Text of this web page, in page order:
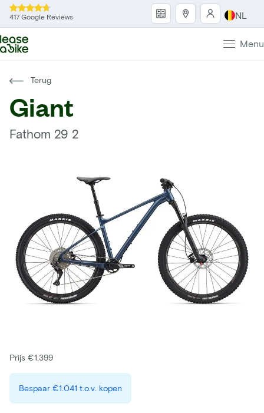
417 Google Reviews NL
Menu
Terug
Giant
Fathom 29 2
Prijs €1.399
Bespaar €1.041 t.o.v. kopen